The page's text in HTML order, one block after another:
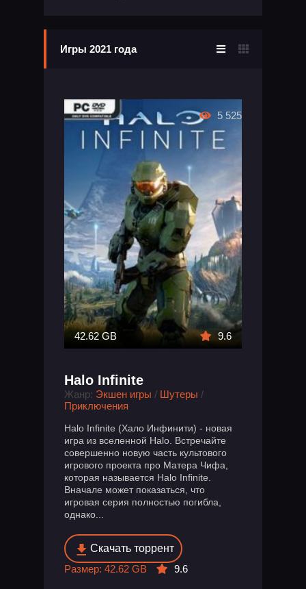
Игры 2021 года
42.62 GB 9.6
Halo Infinite
Жанр: Экшен игры / Шутеры /
Приключения
Halo Infinite (Хало Инфинити) - новая
игра из вселенной Halo. Встречайте
совершенно новую часть культового
игрового проекта про Матера Чифа,
которая называется Halo Infinite.
Вначале может показаться, что
игровая серия полностью погибла,
однако...
Скачать торрент
Размер: 42.62 GB
9.6
5 525